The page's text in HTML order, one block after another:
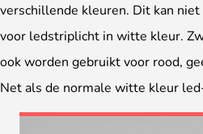
verschillende kleuren. Dit kan
voor ledstriplicht in witte kleur.
ook worden gebruikt voor rood,
Net als de normale witte kleur